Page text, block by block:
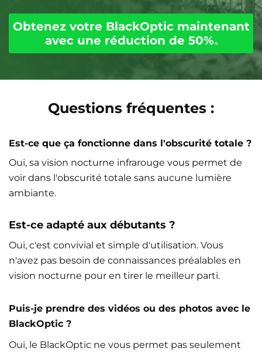
Obtenez votre BlackOptic maintenant
avec une réduction de 50%.
Questions fréquentes :
Est-ce que ça fonctionne dans l'obscurité totale ?
Oui, sa vision nocturne infrarouge vous permet de
voir dans l'obscurité totale sans aucune lumière
ambiante.
Est-ce adapté aux débutants ?
Oui, c'est convivial et simple d'utilisation. Vous
n'avez pas besoin de connaissances préalables en
vision nocturne pour en tirer le meilleur parti.
Puis-je prendre des vidéos ou des photos avec le
BlackOptic ?
Oui, le BlackOptic ne vous permet pas seulement